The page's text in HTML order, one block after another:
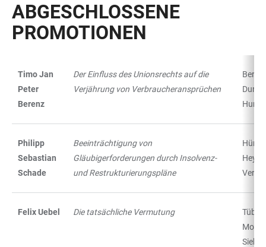
ABGESCHLOSSENE
PROMOTIONEN
TABLE
Timo Jan
Peter
Berenz
Der Einfluss des Unionsrechts auf die
Verjährung von Verbraucheransprüchen
Berlin:
Philipp
Sebastian
Schade
Beeinträchtigung von
Gläubigerforderungen durch Insolvenz-
und Restrukturierungspläne
Verlag
Felix Uebel Die tatsächliche Vermutung
Mohr